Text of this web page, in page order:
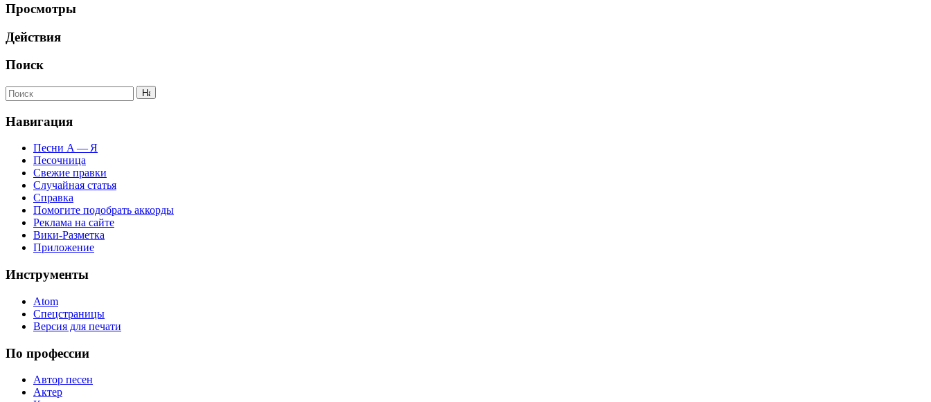
Просмотры
Действия
Поиск
Навигация
Песни А — Я
Песочница
Свежие правки
Случайная статья
Справка
Помогите подобрать аккорды
Реклама на сайте
Вики-Разметка
Приложение
Инструменты
Atom
Спецстраницы
Версия для печати
По профессии
Автор песен
Актер